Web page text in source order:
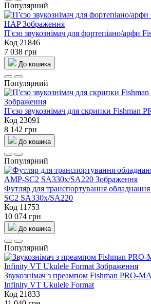
Популярний
П'єзо звукознімач для фортепіано/арфи
Код 21846
7 038 грн
До кошика
Популярний
П'єзо звукознімач для скрипки Fishman
Код 23091
8 142 грн
До кошика
Популярний
Футляр для транспортування
SC2 SA330x/SA220
Код 11753
10 074 грн
До кошика
Популярний
Звукознімач з преампом Fishman PRO-
Infinity VT Ukulele Format
Код 21833